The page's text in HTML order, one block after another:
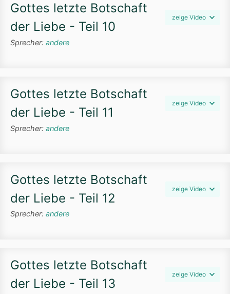
Gottes letzte Botschaft
der Liebe - Teil 10
zeige Video
Sprecher: andere
Gottes letzte Botschaft
der Liebe - Teil 11
zeige Video
Sprecher: andere
Gottes letzte Botschaft
der Liebe - Teil 12
zeige Video
Sprecher: andere
Gottes letzte Botschaft
der Liebe - Teil 13
zeige Video